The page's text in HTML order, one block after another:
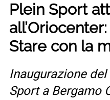
Plein Sport
Stare con la
Inaugurazione
Sport a Bergamo